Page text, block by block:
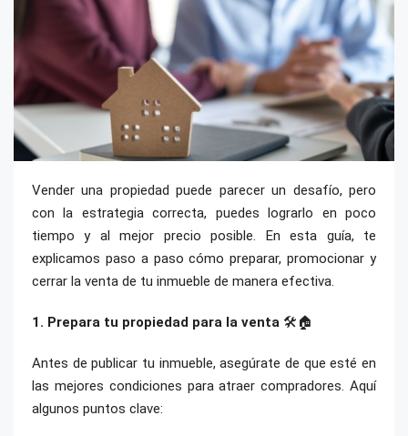
Vender una propiedad puede parecer un desafío, pero
con la estrategia correcta, puedes lograrlo en poco
tiempo y al mejor precio posible. En esta guía, te
explicamos paso a paso cómo preparar, promocionar y
cerrar la venta de tu inmueble de manera efectiva.
1. Prepara tu propiedad para la venta 🛠️🏠
Antes de publicar tu inmueble, asegúrate de que esté en
las mejores condiciones para atraer compradores. Aquí
algunos puntos clave: